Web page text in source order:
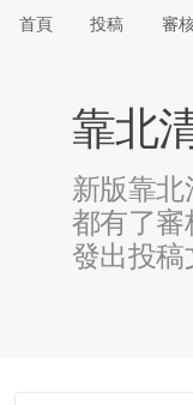
首頁 投稿 審
靠北
新版靠
都有了審
發出投稿